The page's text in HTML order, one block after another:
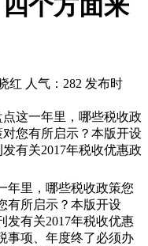
个方面来
红 人气： 282 发布时
这一年里，哪些税收政
您有所启示？本版开设
有关2017年税收优惠政
年里，哪些税收政策您
有所启示？本版开设
发有关2017年税收优惠
事项、年度终了必须办